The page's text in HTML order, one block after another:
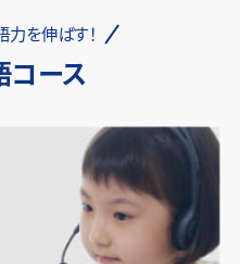
を伸ばす！
コース